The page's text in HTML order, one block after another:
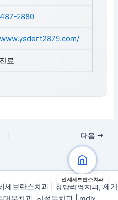
2880
료
연세세브란스치과
다음
브란스치과 | 청량리역치과, 제기